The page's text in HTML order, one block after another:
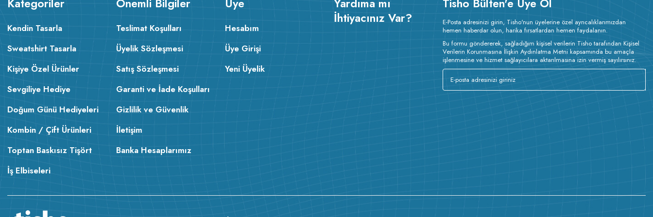
Kendin Tasarla
Sweatshirt Tasarla
Kişiye Özel Ürünler
Sevgiliye Hediye
Doğum Günü Hediyeleri
Kombin / Çift Ürünleri
Toptan Baskısız Tişört
İş Elbiseleri
Teslimat Koşulları
Üyelik Sözleşmesi
Satış Sözleşmesi
Garanti ve İade Koşulları
Gizlilik ve Güvenlik
İletişim
Banka Hesaplarımız
Hesabım
Üye Girişi
Yeni Üyelik
İhtiyacınız Var?
E-Posta adresinizi girin, Tisho'nun üyelerine özel ayrıcalıklarımızdan
hemen haberdar olun, harika fırsatlardan hemen faydalanın.
Bu formu göndererek, sağladığım kişisel verilerin Tisho tarafından Kişisel
Verilerin Korunmasına İlişkin Aydınlatma Metni kapsamında bu amaçla
işlenmesine ve hizmet sağlayıcılara aktarılmasına izin vermiş sayılırsınız.